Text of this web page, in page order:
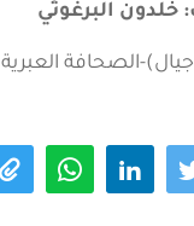
البرغوثي
الصحافة العبرية 19-09-2022